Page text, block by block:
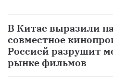
В Китае выразили
совместное
Россией разрушит
рынке фильмов